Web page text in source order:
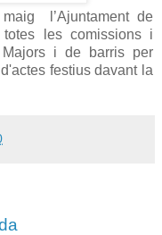
l’Ajuntament de
les comissions i
Majors i de barris per
festius davant la